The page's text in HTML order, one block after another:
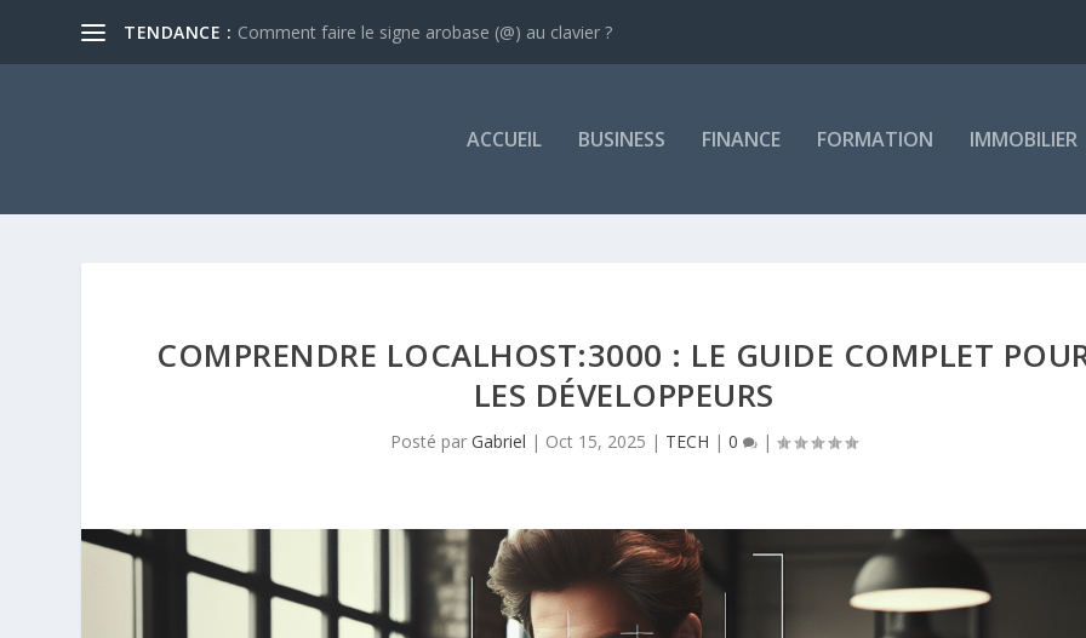
TENDANCE : Comment faire le signe arobase (@) au clavier ?
ACCUEIL BUSINESS FINANCE FORMATION IMMOBILIER
COMPRENDRE LOCALHOST:3000 : LE GUIDE COMPLET
LES DÉVELOPPEURS
Posté parGabriel | Oct 15, 2025 | TECH |0 |